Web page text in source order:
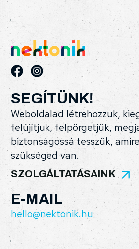
SEGÍTÜNK!
Weboldalad létrehozzuk,
felújítjuk, felpörgetjük,
biztonságossá tesszük,
szükséged van.
SZOLGÁLTATÁSAINK
E-MAIL
hello@nektonik.hu